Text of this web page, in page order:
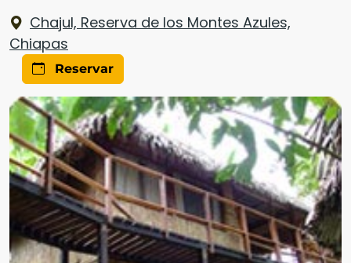
Chajul, Reserva de los Montes Azules,
Chiapas
Reservar